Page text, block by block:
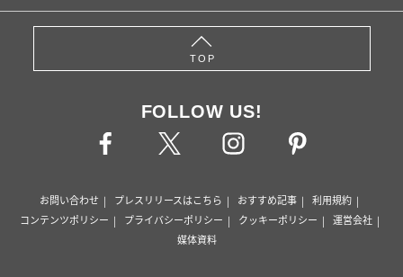
TOP
FOLLOW US!
お問い合わせ プレスリリースはこちら おすすめ記事
利用規約
コンテンツポリシー
プライバシーポリシー クッキーポリシー
運営会社
媒体資料